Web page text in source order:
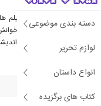
دسته بندی موضوعی
لوازم تحریر
انواع داستان
کتاب های برگزیده
شرح پیپین از بهترین فیلم
سیاسی قرار می دهد و
احساسات سیاسی که در
آورد.
درباره رابرت بی پیپین